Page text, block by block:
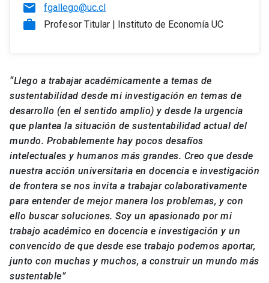
“Llego a trabajar académicamente a temas de
sustentabilidad desde mi investigación en temas de
desarrollo (en el sentido amplio) y desde la urgencia
que plantea la situación de sustentabilidad actual del
mundo. Probablemente hay pocos desafíos
intelectuales y humanos más grandes. Creo que desde
nuestra acción universitaria en docencia e investigación
de frontera se nos invita a trabajar colaborativamente
para entender de mejor manera los problemas, y con
ello buscar soluciones. Soy un apasionado por mi
trabajo académico en docencia e investigación y un
convencido de que desde ese trabajo podemos aportar,
junto con muchas y muchos, a construir un mundo más
sustentable”
email fgallego@uc.cl
work Profesor Titular | Instituto de Economía UC